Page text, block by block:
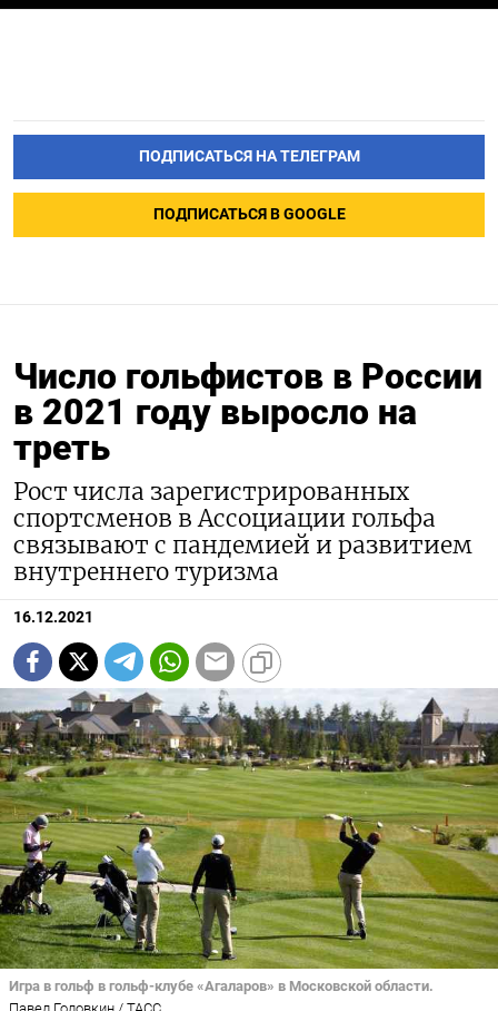
ПОДПИСАТЬСЯ НА ТЕЛЕГРАМ
ПОДПИСАТЬСЯ В GOOGLE
Число гольфистов в России
в 2021 году выросло на
треть
Рост числа зарегистрированных
спортсменов в Ассоциации гольфа
связывают с пандемией и развитием
внутреннего туризма
16.12.2021
Игра в гольф в гольф-клубе «Агаларов» в Московской области.